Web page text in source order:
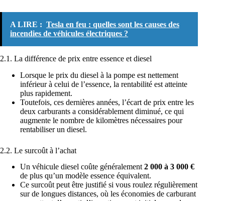
A LIRE : Tesla en feu : quelles sont les causes des
incendies de véhicules électriques ?
2.1. La différence de prix entre essence et diesel
Lorsque le prix du diesel à la pompe est nettement
inférieur à celui de l’essence, la rentabilité est atteinte
plus rapidement.
Toutefois, ces dernières années, l’écart de prix entre les
deux carburants a considérablement diminué, ce qui
augmente le nombre de kilomètres nécessaires pour
rentabiliser un diesel.
2.2. Le surcoût à l’achat
Un véhicule diesel coûte généralement2 000 à 3 000 €
de plus qu’un modèle essence équivalent.
Ce surcoût peut être justifié si vous roulez régulièrement
sur de longues distances, où les économies de carburant